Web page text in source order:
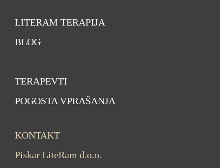
LITERAM TERAPIJA
BLOG
TERAPEVTI
POGOSTA VPRAŠANJA
KONTAKT
Piskar LiteRam d.o.o.